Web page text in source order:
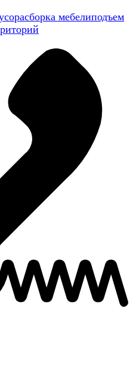
сборка мебелиподъем